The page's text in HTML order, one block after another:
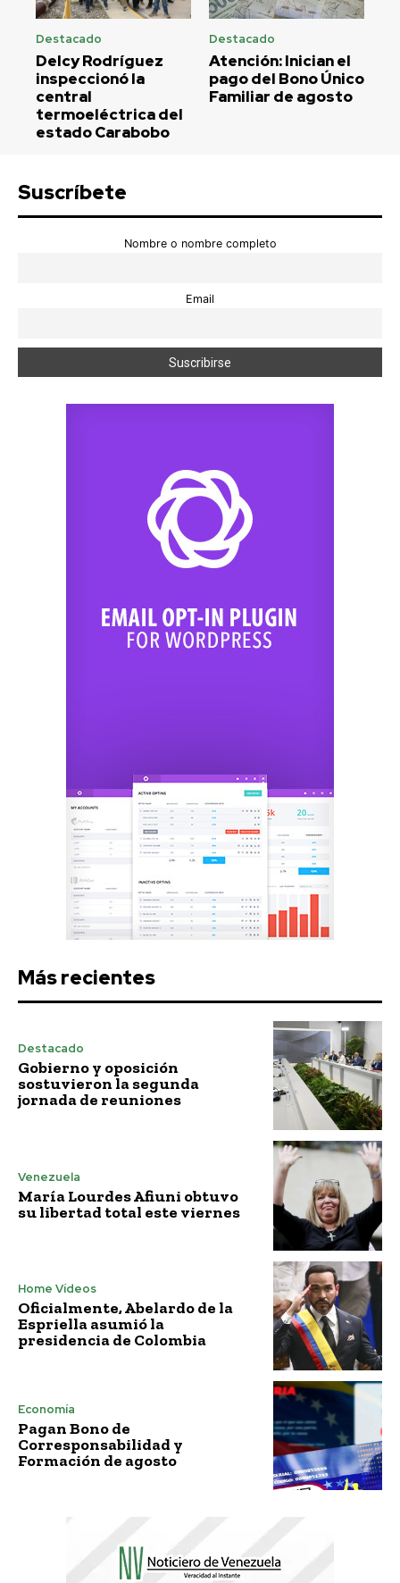
Destacado
Delcy Rodríguez
inspeccionó la
central
termoeléctrica del
estado Carabobo
Destacado
Atención: Inician el
pago del Bono Único
Familiar de agosto
Suscríbete
Nombre o nombre completo
Email
Más recientes
Destacado
Gobierno y oposición
sostuvieron la segunda
jornada de reuniones
Venezuela
María Lourdes Afiuni obtuvo
su libertad total este viernes
Home Vídeos
Oficialmente, Abelardo de la
Espriella asumió la
presidencia de Colombia
Economía
Pagan Bono de
Corresponsabilidad y
Formación de agosto